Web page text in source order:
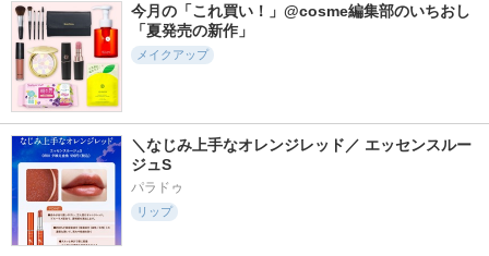
今月の「これ買い！」@cosme編集部のいちおし
「夏発売の新作」
メイクアップ
＼なじみ上手なオレンジレッド／ エッセンスルー
ジュS
パラドゥ
リップ